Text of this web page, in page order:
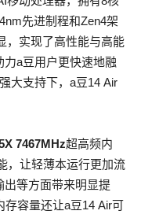
先进制程和Zen4架
，实现了高性能与高能
a豆用户更快速地融
大支持下，a豆14 Air
7467MHz超高频内
，让轻薄本运行更加流
等方面带来明显提
容量还让a豆14 Air可